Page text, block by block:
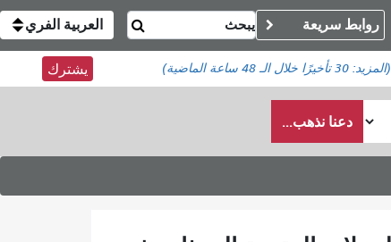
روابط سريعة العربية الفري
(المزيد:30 تأخيرًا خلال الـ 48 ساعة الماضية) يشترك
دعنا نذهب...